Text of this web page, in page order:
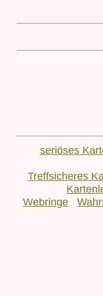
seriöses
Treffsicheres
Webringe